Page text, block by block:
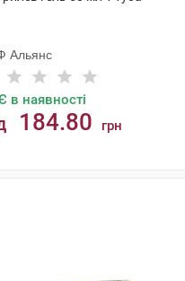
Альянс
в наявності
184.80 грн